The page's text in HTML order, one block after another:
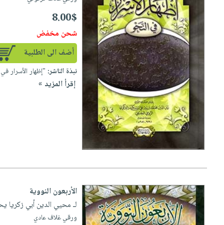
تواصل
8.00$
شحن مخفض
أضف الى الطلبية
نبذة الناشر: "إظهار الأسرار
إقرأ المزيد »
الأربعون النووية
لـ محيي الدين أبي
ورقي غلاف عادي